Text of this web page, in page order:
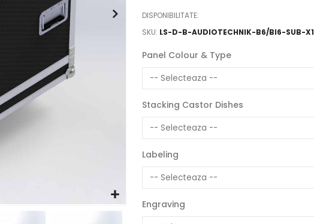
DISPONIBILITATE:
SKU LS-D-B-AUDIOTECHNIK-B6/BI6-SUB-X1
Panel Colour & Type
Stacking Castor Dishes
Labeling
Engraving